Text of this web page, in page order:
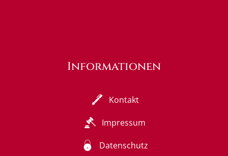
Informationen
Kontakt
Impressum
Datenschutz